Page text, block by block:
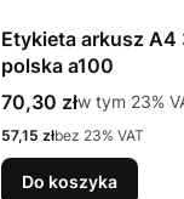
Etykieta arkusz
polska a100
Cena brutto
70,30 złw tym %s
w tym 23%
Cena netto
57,15 złbez 23% VAT
Do koszyka